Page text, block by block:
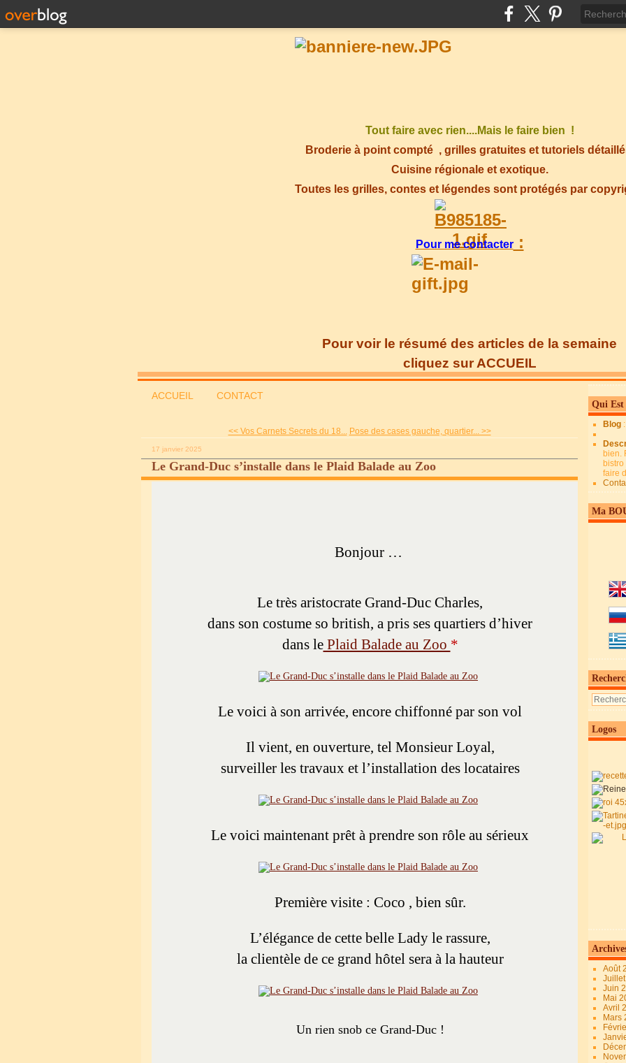
Tout faire avec rien....Mais le faire bien !
Broderie à point compté , grilles gratuites et tutoriels
Cuisine régionale et exotique.
Toutes les grilles, contes et légendes sont protégés par
Pour me contacter:
Pour voir le résumé des articles de la semaine
cliquez sur ACCUEIL
ACCUEIL CONTACT
<< Vos Carnets Secrets du 18... Pose des cases gauche, quartier... >>
17 janvier 2025
Le Grand-Duc s’installe dans le Plaid Balade au Zoo
Bonjour …
Le très aristocrate Grand-Duc Charles,
dans son costume so british, a pris ses quartiers d’hiver
dans lePlaid Balade au Zoo *
Le voici à son arrivée, encore chiffonné par son vol
Il vient, en ouverture, tel Monsieur Loyal,
surveiller les travaux et l’installation des locataires
Le voici maintenant prêt à prendre son rôle au sérieux
Première visite : Coco , bien sûr.
L’élégance de cette belle Lady le rassure,
la clientèle de ce grand hôtel sera à la hauteur
Un rien snob ce Grand-Duc !
Qui Est
Blog
bien.
faire
Ma
Logos
Août
Juin
Mai
Avril
Mars